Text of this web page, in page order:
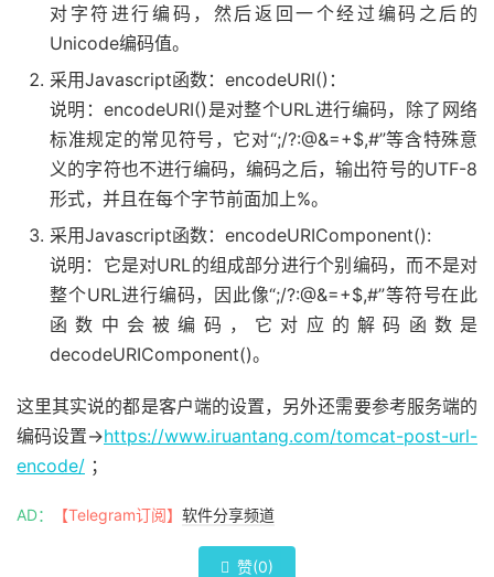
对字符进行编码，然后返回一个经过编码之后的
Unicode编码值。
采用Javascript函数：encodeURI()：
说明：encodeURI()是对整个URL进行编码，除了网络
标准规定的常见符号，它对“;/?:@&=+$,#”等含特殊意
义的字符也不进行编码，编码之后，输出符号的UTF-8
形式，并且在每个字节前面加上%。
采用Javascript函数：encodeURIComponent():
说明：它是对URL的组成部分进行个别编码，而不是对
整个URL进行编码，因此像“;/?:@&=+$,#”等符号在此
函数中会被编码，它对应的解码函数是
decodeURIComponent()。
这里其实说的都是客户端的设置，另外还需要参考服务端的
编码设置->https://www.iruantang.com/tomcat-post-url-
encode/ ；
AD： 【Telegram订阅】 软件分享频道
 赞(0)